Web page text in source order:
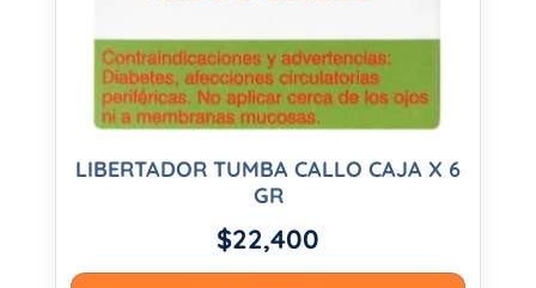
LIBERTADOR TUMBA CALLO CAJA X 6
GR
$22,400